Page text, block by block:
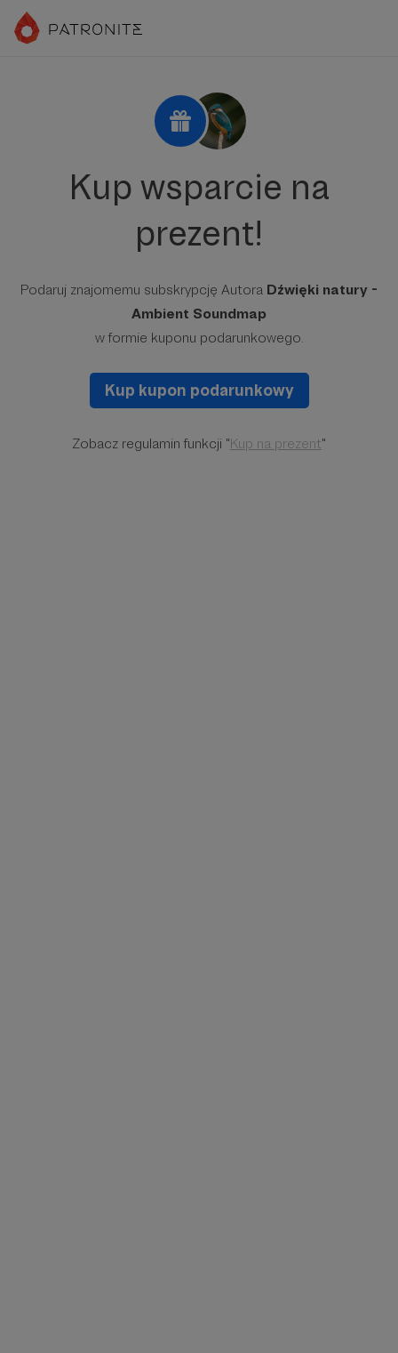
Kup wsparcie na
prezent!
Podaruj znajomemu subskrypcję Autora Dźwięki natury -
Ambient Soundmap
w formie kuponu podarunkowego.
Kup kupon podarunkowy
Zobacz regulamin funkcji "Kup na prezent"